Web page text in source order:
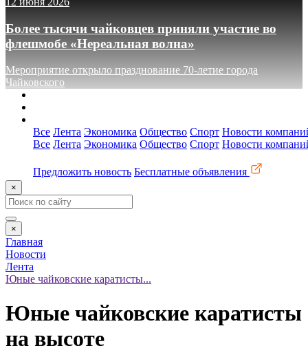
Более тысячи чайковцев приняли участие во
флешмобе «Нереальная волна»
Мероприятие открыло празднование 70-летие города
Чайковского
Все Лента Экономика Общество Спорт Новости
Все Лента Экономика Общество Спорт Новости
Предложить новость Бесплатные объявления
×
×
Главная
Новости
Лента
Юные чайковские каратисты...
Юные чайковские каратисты
на высоте